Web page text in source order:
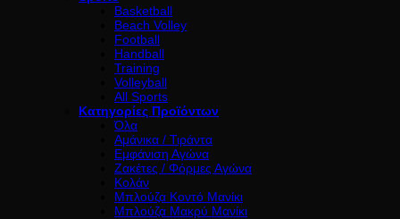
Basketball
Beach Volley
Football
Handball
Training
Volleyball
All Sports
Κατηγορίες Προϊόντων
Όλα
Αμάνικα / Τιράντα
Εμφάνιση Αγώνα
Ζακέτες / Φόρμες Αγώνα
Κολάν
Μπλούζα Κοντό Μανίκι
Μπλούζα Μακρύ Μανίκι